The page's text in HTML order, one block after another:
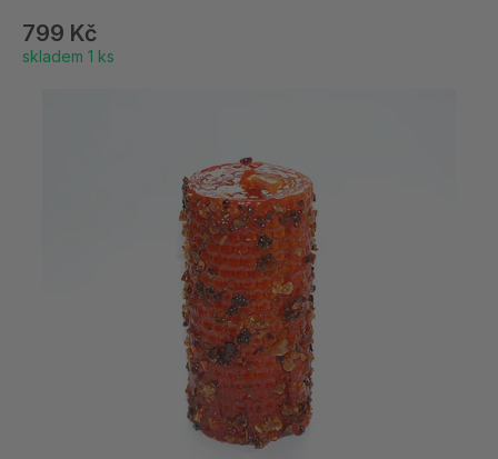
799 Kč
skladem 1 ks